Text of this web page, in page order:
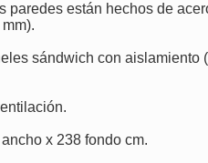
paredes están hechos de
sándwich con aislamiento
x 238 fondo cm.